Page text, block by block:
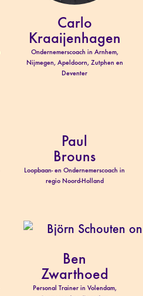
Carlo
Kraaijenhagen
Ondernemerscoach in Arnhem,
Nijmegen, Apeldoorn, Zutphen en
Deventer
Paul
Brouns
Loopbaan- en Ondernemerscoach in
regio Noord-Holland
Ben
Zwarthoed
Personal Trainer in Volendam,